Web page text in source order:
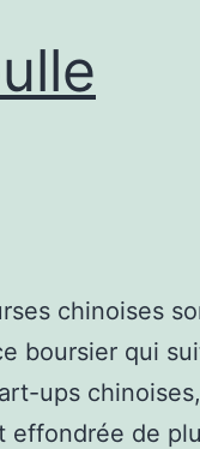
chinoises
boursier qui
ups
effondrée de